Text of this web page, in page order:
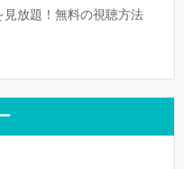
放題！無料の視聴方法